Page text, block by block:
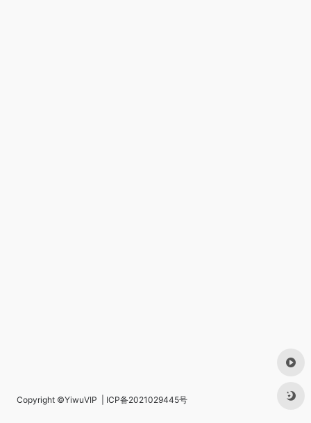
Copyright ©YiwuVIP ICP备2021029445号